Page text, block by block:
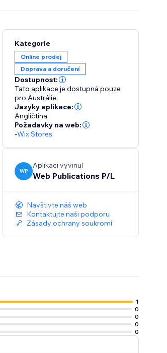
Kategorie
Online prodej
Doprava a doručení
Dostupnost:
Tato aplikace je dostupná pouze
pro Austrálie.
Jazyky aplikace:
Angličtina
Požadavky na web:
-Wix Stores
WP
Aplikaci vyvinul
Web Publications P/L
Navštivte náš web
Kontaktujte naši podporu
Zásady ochrany soukromí
1
0
0
0
0